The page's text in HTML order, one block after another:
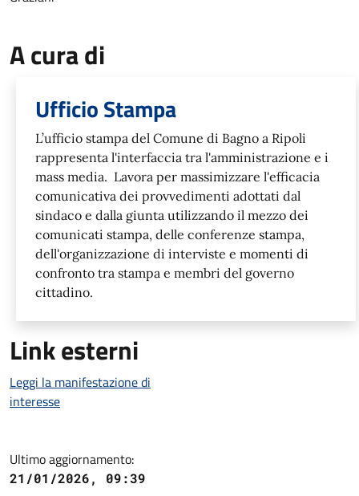
A cura di
Ufficio Stampa
L’ufficio stampa del Comune di Bagno a Ripoli
rappresenta l'interfaccia tra l'amministrazione e i
mass media. Lavora per massimizzare l'efficacia
comunicativa dei provvedimenti adottati dal
sindaco e dalla giunta utilizzando il mezzo dei
comunicati stampa, delle conferenze stampa,
dell'organizzazione di interviste e momenti di
confronto tra stampa e membri del governo
cittadino.
Link esterni
Leggi la manifestazione di
interesse
Ultimo aggiornamento:
21/01/2026, 09:39